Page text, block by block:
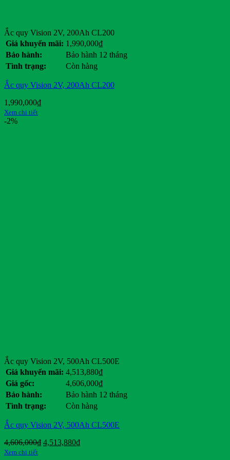
Ắc quy Vision 2V, 200Ah CL200
Giá khuyến mãi: 1,990,000₫
Bảo hành:
Bảo hành 12 tháng
Tình trạng:
Còn hàng
Ắc quy Vision 2V, 200Ah CL200
1,990,000₫
Xem chi tiết
-2%
Ắc quy Vision 2V, 500Ah CL500E
Giá khuyến mãi: 4,513,880₫
Giá gốc:
4,606,000₫
Bảo hành:
Bảo hành 12 tháng
Tình trạng:
Còn hàng
Ắc quy Vision 2V, 500Ah CL500E
4,606,000₫ Giá
4,513,880₫Giá
Xem chi tiết